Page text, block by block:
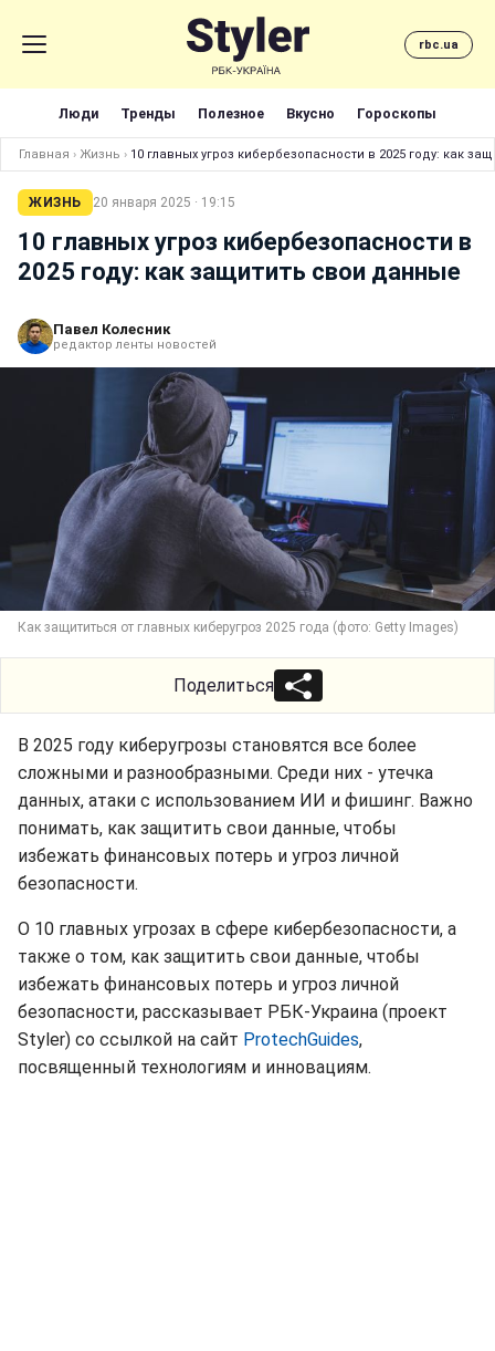
rbc.ua
Люди Тренды Полезное Вкусно Гороскопы
Главная › Жизнь › 10 главных угроз кибербезопасности в 2025 году: как
ЖИЗНЬ 20 января 2025 · 19:15
10 главных угроз кибербезопасности в
2025 году: как защитить свои данные
Павел Колесник
редактор ленты новостей
Как защититься от главных киберугроз 2025 года (фото: Getty Images)
Поделиться
В 2025 году киберугрозы становятся все более
сложными и разнообразными. Среди них - утечка
данных, атаки с использованием ИИ и фишинг. Важно
понимать, как защитить свои данные, чтобы
избежать финансовых потерь и угроз личной
безопасности.
О 10 главных угрозах в сфере кибербезопасности, а
также о том, как защитить свои данные, чтобы
избежать финансовых потерь и угроз личной
безопасности, рассказывает РБК-Украина (проект
Styler) со ссылкой на сайт ProtechGuides,
посвященный технологиям и инновациям.